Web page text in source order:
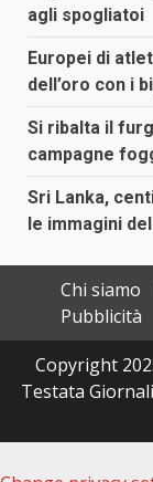
agli spogliatoi
Europei di
dell’oro con i
Si ribalta il
campagne
Sri Lanka,
le immagini
Chi siamo
Pubblicità
Copyright
Testata